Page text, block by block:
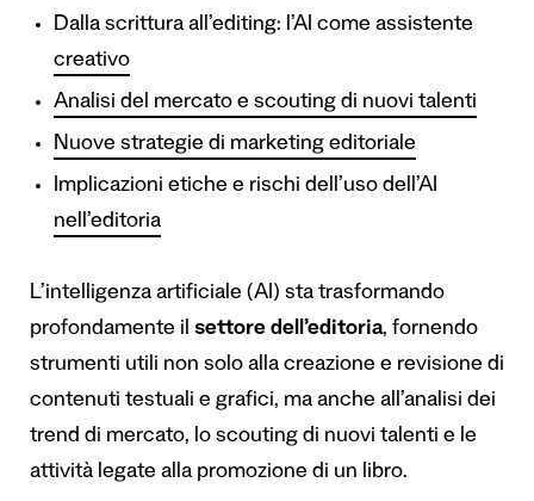
Dalla scrittura all’editing: l’AI come assistente
creativo
Analisi del mercato e scouting di nuovi talenti
Nuove strategie di marketing editoriale
Implicazioni etiche e rischi dell’uso dell’AI
nell’editoria
L’intelligenza artificiale (AI) sta trasformando
profondamente il settore dell’editoria, fornendo
strumenti utili non solo alla creazione e revisione di
contenuti testuali e grafici, ma anche all’analisi dei
trend di mercato, lo scouting di nuovi talenti e le
attività legate alla promozione di un libro.